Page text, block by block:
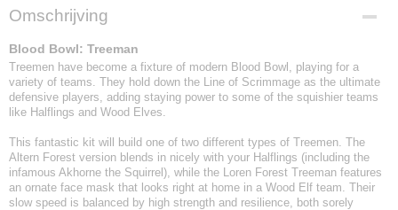
EAN code
5011921133734
Omschrijving
Blood Bowl: Treeman
Treemen have become a fixture of modern Blood Bowl, playing for a
variety of teams. They hold down the Line of Scrimmage as the ultimate
defensive players, adding staying power to some of the squishier teams
like Halflings and Wood Elves.
This fantastic kit will build one of two different types of Treemen. The
Altern Forest version blends in nicely with your Halflings (including the
infamous Akhorne the Squirrel), while the Loren Forest Treeman features
an ornate face mask that looks right at home in a Wood Elf team. Their
slow speed is balanced by high strength and resilience, both sorely